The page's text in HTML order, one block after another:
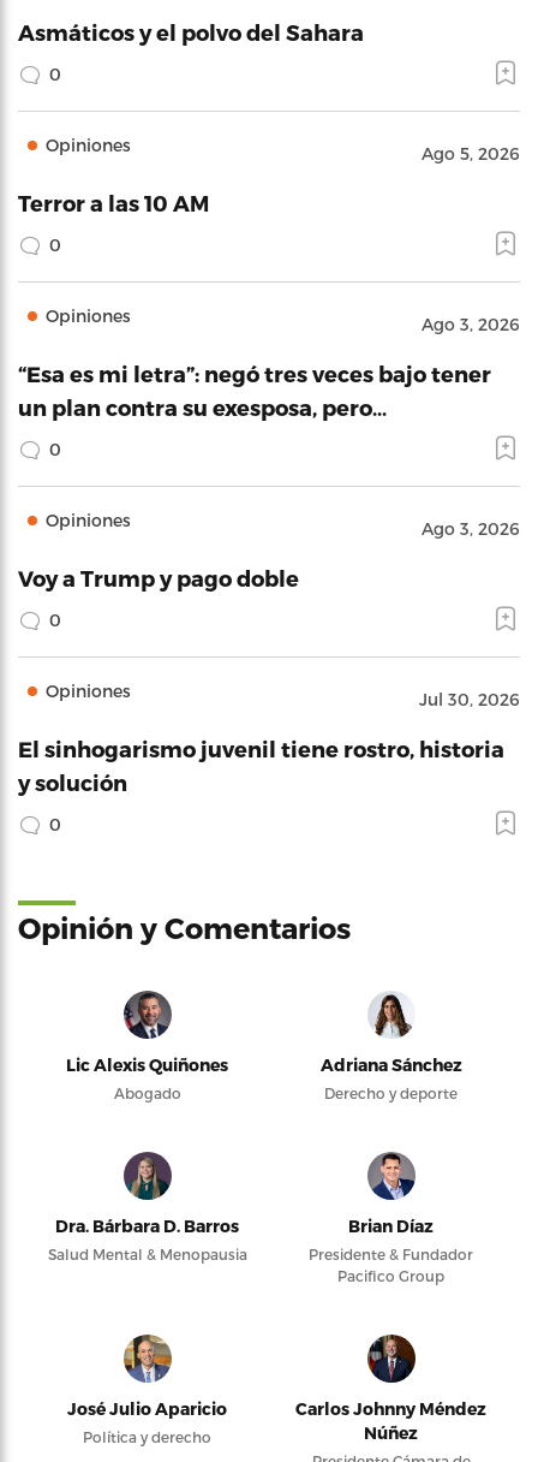
Asmáticos y el polvo del Sahara
0
Opiniones Ago 5, 2026
Terror a las 10 AM
0
Opiniones Ago 3, 2026
“Esa es mi letra”: negó tres veces bajo tener
un plan contra su exesposa, pero…
0
Opiniones Ago 3, 2026
Voy a Trump y pago doble
0
Opiniones Jul 30, 2026
El sinhogarismo juvenil tiene rostro, historia
y solución
0
Opinión y Comentarios
Lic Alexis Quiñones
Abogado
Adriana Sánchez
Derecho y deporte
Dra. Bárbara D. Barros
Salud Mental & Menopausia
Brian Díaz
Presidente & Fundador
Pacifico Group
José Julio Aparicio
Política y derecho
Carlos Johnny Méndez
Núñez